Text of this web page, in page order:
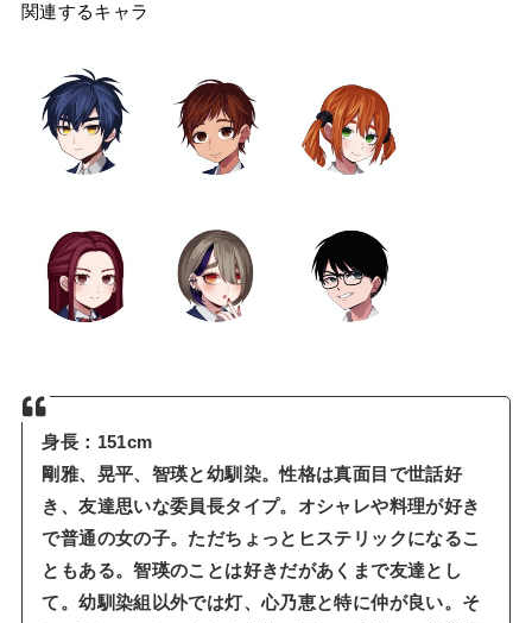
関連するキャラ
身長：151cm
剛雅、晃平、智瑛と幼馴染。性格は真面目で世話好
き、友達思いな委員長タイプ。オシャレや料理が好き
で普通の女の子。ただちょっとヒステリックになるこ
ともある。智瑛のことは好きだがあくまで友達とし
て。幼馴染組以外では灯、心乃恵と特に仲が良い。そ